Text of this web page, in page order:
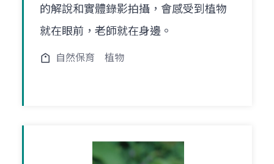
的解說和實體錄影拍攝，會感受到植物
就在眼前，老師就在身邊。
自然保育 植物